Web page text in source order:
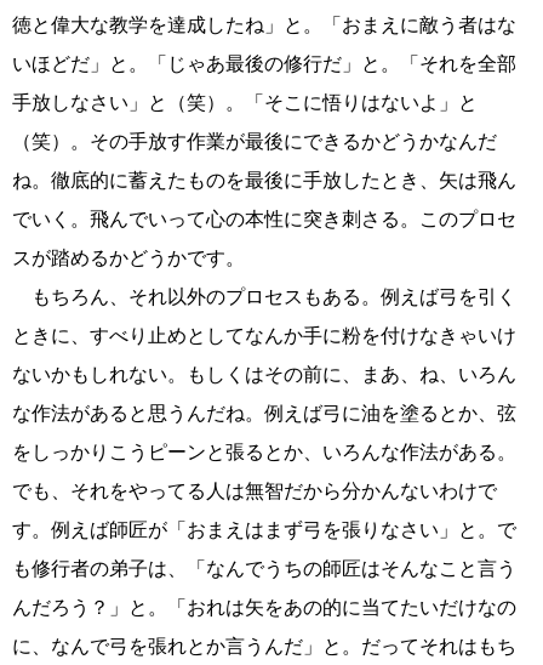
徳と偉大な教学を達成したね」と。「おまえに敵う者はな
いほどだ」と。「じゃあ最後の修行だ」と。「それを全部
手放しなさい」と（笑）。「そこに悟りはないよ」と
（笑）。その手放す作業が最後にできるかどうかなんだ
ね。徹底的に蓄えたものを最後に手放したとき、矢は飛ん
でいく。飛んでいって心の本性に突き刺さる。このプロセ
スが踏めるかどうかです。
もちろん、それ以外のプロセスもある。例えば弓を引く
ときに、すべり止めとしてなんか手に粉を付けなきゃいけ
ないかもしれない。もしくはその前に、まあ、ね、いろん
な作法があると思うんだね。例えば弓に油を塗るとか、弦
をしっかりこうピーンと張るとか、いろんな作法がある。
でも、それをやってる人は無智だから分かんないわけで
す。例えば師匠が「おまえはまず弓を張りなさい」と。で
も修行者の弟子は、「なんでうちの師匠はそんなこと言う
んだろう？」と。「おれは矢をあの的に当てたいだけなの
に、なんで弓を張れとか言うんだ」と。だってそれはもち